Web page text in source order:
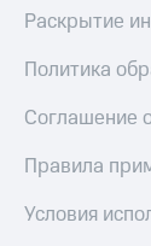
дом
и
Раскрытие
Политика
Соглашение
Правила
Условия